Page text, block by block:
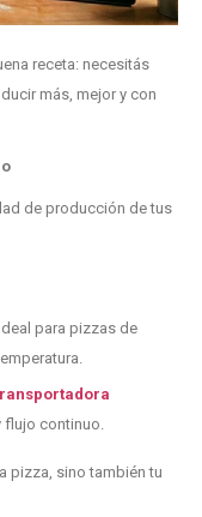
receta: necesitás
más, mejor y con
de producción de tus
para pizzas de
continuo.
pizza, sino también tu